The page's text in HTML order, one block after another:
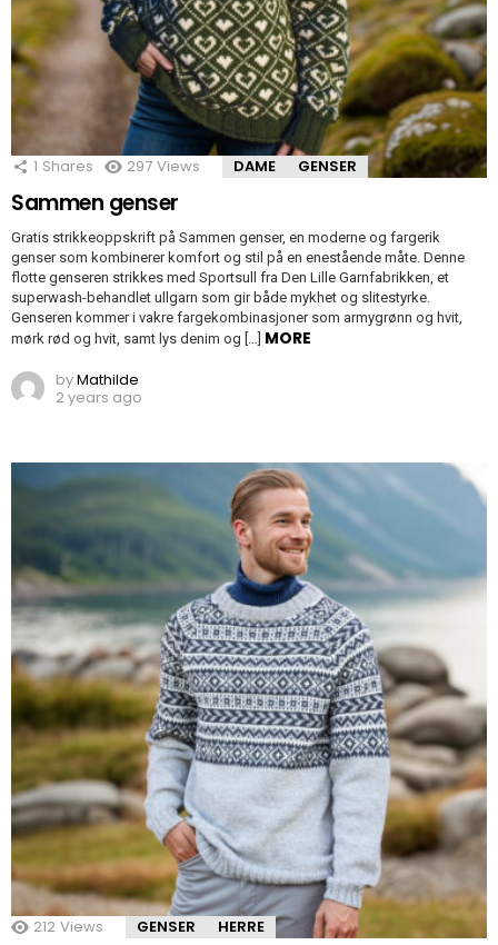
1 Shares 297 Views DAME GENSER
Sammen genser
Gratis strikkeoppskrift på Sammen genser, en moderne og fargerik
genser som kombinerer komfort og stil på en enestående måte. Denne
flotte genseren strikkes med Sportsull fra Den Lille Garnfabrikken, et
superwash-behandlet ullgarn som gir både mykhet og slitestyrke.
Genseren kommer i vakre fargekombinasjoner som armygrønn og hvit,
mørk rød og hvit, samt lys denim og […] MORE
byMathilde
2 years ago
212 Views GENSER HERRE